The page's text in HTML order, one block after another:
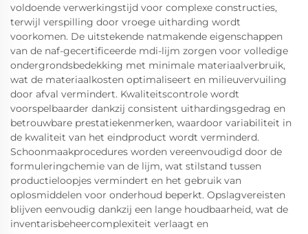
voldoende verwerkingstijd voor complexe constructies,
terwijl verspilling door vroege uitharding wordt
voorkomen. De uitstekende natmakende eigenschappen
van de naf-gecertificeerde mdi-lijm zorgen voor volledige
ondergrondsbedekking met minimale materiaalverbruik,
wat de materiaalkosten optimaliseert en milieuvervuiling
door afval vermindert. Kwaliteitscontrole wordt
voorspelbaarder dankzij consistent uithardingsgedrag en
betrouwbare prestatiekenmerken, waardoor variabiliteit in
de kwaliteit van het eindproduct wordt verminderd.
Schoonmaakprocedures worden vereenvoudigd door de
formuleringchemie van de lijm, wat stilstand tussen
productieloopjes vermindert en het gebruik van
oplosmiddelen voor onderhoud beperkt. Opslagvereisten
blijven eenvoudig dankzij een lange houdbaarheid, wat de
inventarisbeheercomplexiteit verlaagt en